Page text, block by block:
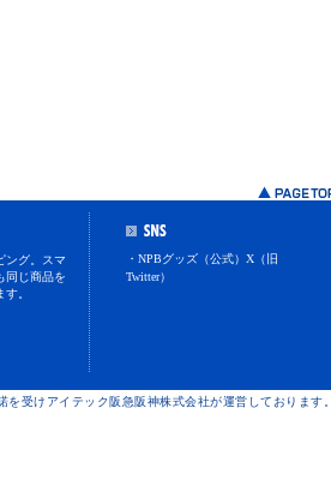
ング。スマ
同じ商品を
。
・NPBグッズ（公式）X（旧
Twitter）
を受けアイテック阪急阪神株式会社が運営しております。